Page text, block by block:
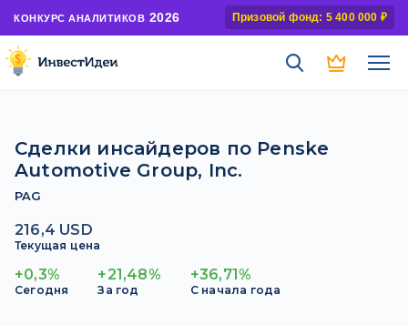
КОНКУРС АНАЛИТИКОВ 2026 Призовой фонд: 5 400 000 ₽
Сделки инсайдеров по Penske
Automotive Group, Inc.
PAG
216,4 USD
Текущая цена
+0,3%
Сегодня
+21,48%
За год
+36,71%
С начала года